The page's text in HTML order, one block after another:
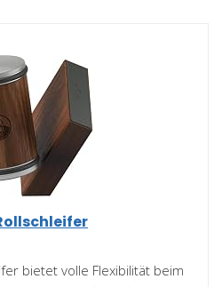
bietet volle Flexibilität beim